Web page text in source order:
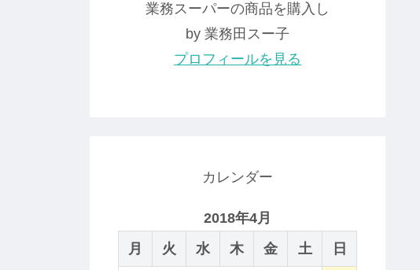
業務スーパーの商品を購入し
by 業務田スー子
プロフィールを見る
カレンダー
2018年4月
月
火 水 木 金 土 日